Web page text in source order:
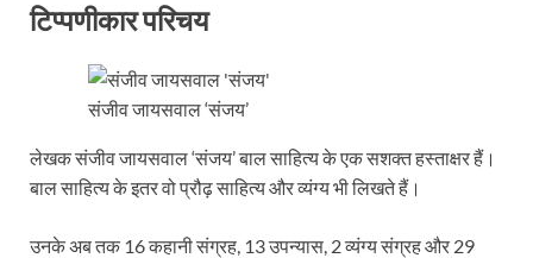
टिप्पणीकार परिचय
संजीव जायसवाल ‘संजय’
लेखक संजीव जायसवाल ‘संजय’ बाल साहित्य के एक सशक्त हस्ताक्षर हैं।
बाल साहित्य के इतर वो प्रौढ़ साहित्य और व्यंग्य भी लिखते हैं।
उनके अब तक 16 कहानी संग्रह, 13 उपन्यास, 2 व्यंग्य संग्रह और 29